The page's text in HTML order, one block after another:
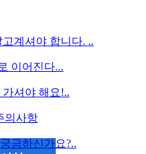
계셔야 합니다. ..
이어진다...
셔야 해요!..
의사항
금하신가요?..